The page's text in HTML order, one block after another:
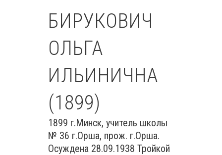
БИРУКОВИЧ
ОЛЬГА
ИЛЬИНИЧНА
(1899)
1899 г.Минск, учитель школы
№ 36 г.Орша, прож. г.Орша.
Осуждена 28.09.1938 Тройкой